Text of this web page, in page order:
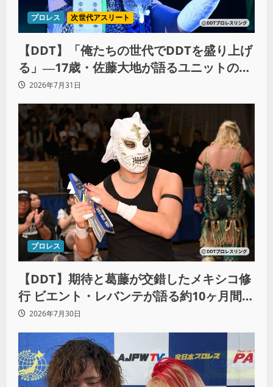
プロレス 次世代アスリート
【DDT】「俺たちの世代でDDTを盛り上げ
る」―17歳・佐藤大地が語るユニットの絆
とシングル王座への飽くなき野望
2026年7月31日
プロレス
【DDT】期待と葛藤が交錯したメキシコ修
行 ビエント・レバンテが語る約10ヶ月間の
苦悩「くすぶっている自分に腹を立ててい
る」
2026年7月30日